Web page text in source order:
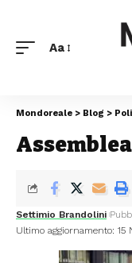
Aa
Mondoreale > Blog >
Ultimo aggiornamento: 15
Settimio Brandolini